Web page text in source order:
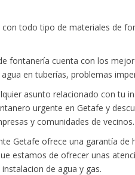
con todo tipo de materiales de
fontanería cuenta con los
en tuberías, problemas
asunto relacionado con tu
urgente en Getafe y
y comunidades de vecinos.
Getafe ofrece una garantía
estamos de ofrecer unas
de agua y gas.